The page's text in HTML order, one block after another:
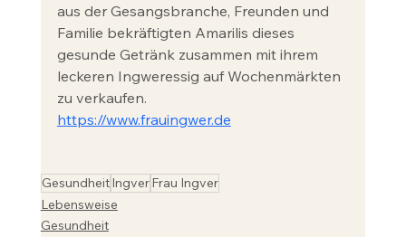
aus der Gesangsbranche, Freunden und
Familie bekräftigten Amarilis dieses
gesunde Getränk zusammen mit ihrem
leckeren Ingweressig auf Wochenmärkten
zu verkaufen.
https://www.frauingwer.de
GesundheitIngverFrau Ingver
Lebensweise
Gesundheit